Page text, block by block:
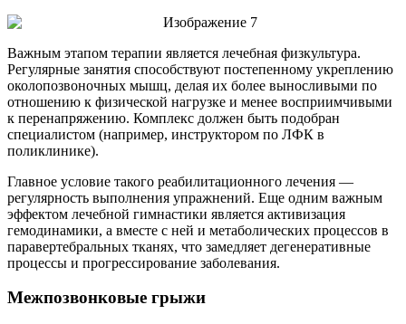
Важным этапом терапии является лечебная физкультура.
Регулярные занятия способствуют постепенному укреплению
околопозвоночных мышц, делая их более выносливыми по
отношению к физической нагрузке и менее восприимчивыми
к перенапряжению. Комплекс должен быть подобран
специалистом (например, инструктором по ЛФК в
поликлинике).
Главное условие такого реабилитационного лечения —
регулярность выполнения упражнений. Еще одним важным
эффектом лечебной гимнастики является активизация
гемодинамики, а вместе с ней и метаболических процессов в
паравертебральных тканях, что замедляет дегенеративные
процессы и прогрессирование заболевания.
Межпозвонковые грыжи